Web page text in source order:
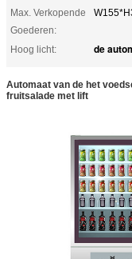
Max. Verkopende
Goederen:
Hoog licht: de
Automaat van de het
fruitsalade met lift